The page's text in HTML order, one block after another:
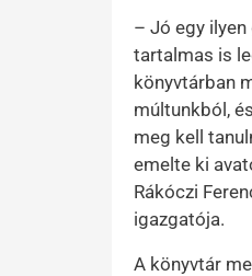
– Jó egy
tartalmas is
könyvtárban
múltunkból,
meg kell
emelte ki
Rákóczi
igazgatója.
A könyvtár